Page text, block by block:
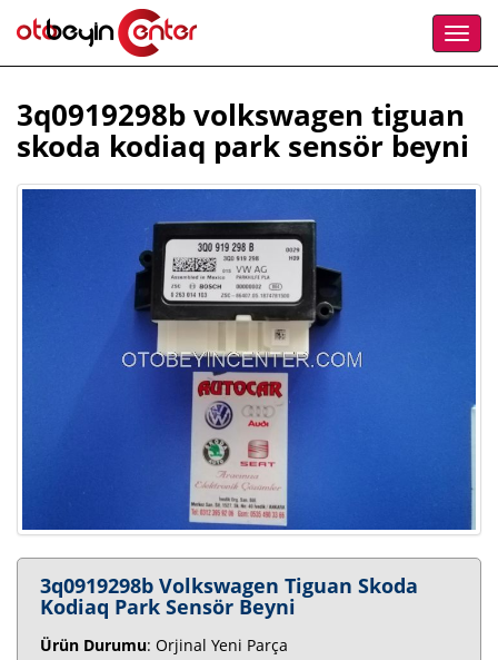
3q0919298b volkswagen tiguan
skoda kodiaq park sensör beyni
3q0919298b Volkswagen Tiguan Skoda
Kodiaq Park Sensör Beyni
Ürün Durumu: Orjinal Yeni Parça